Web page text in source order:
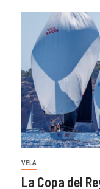
VELA
La Copa del